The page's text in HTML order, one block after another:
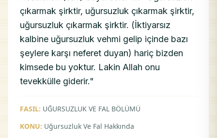
çıkarmak şirktir, uğursuzluk çıkarmak şirktir,
uğursuzluk çıkarmak şirktir. (İktiyarsız
kalbine uğursuzluk vehmi gelip içinde bazı
şeylere karşı neferet duyan) hariç bizden
kimsede bu yoktur. Lakin Allah onu
tevekkülle giderir."
FASIL: UĞURSUZLUK VE FAL BÖLÜMÜ
KONU: Uğursuzluk Ve Fal Hakkında